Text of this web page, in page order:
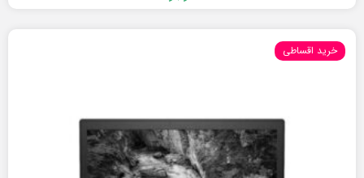
خرید اقساطی